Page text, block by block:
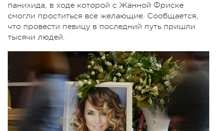
панихида, в ходе которой с Жанной Фриске
смогли проститься все желающие. Сообщается,
что провести певицу в последний путь пришли
тысячи людей.